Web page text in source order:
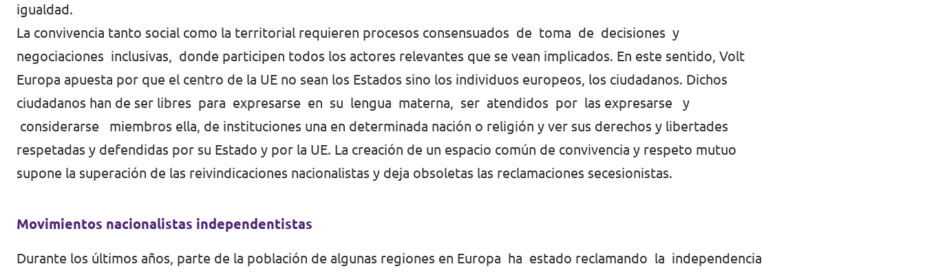
Volt Hungría
Volt Irlanda
Volt Italia
Volt Kosovo
Volt Lituania [facebook]
Volt Malta
Volt Noruega [facebook]
Contacto
igualdad.
La convivencia tanto social como la territorial requieren procesos consensuados de toma de decisiones y
negociaciones inclusivas, donde participen todos los actores relevantes que se vean implicados. En este sentido, Volt
Europa apuesta por que el centro de la UE no sean los Estados sino los individuos europeos, los ciudadanos. Dichos
ciudadanos han de ser libres para expresarse en su lengua materna, ser atendidos por las expresarse y
considerarse miembros ella, de instituciones una en determinada nación o religión y ver sus derechos y libertades
respetadas y defendidas por su Estado y por la UE. La creación de un espacio común de convivencia y respeto mutuo
supone la superación de las reivindicaciones nacionalistas y deja obsoletas las reclamaciones secesionistas.
Movimientos nacionalistas independentistas
Durante los últimos años, parte de la población de algunas regiones en Europa ha estado reclamando la independencia